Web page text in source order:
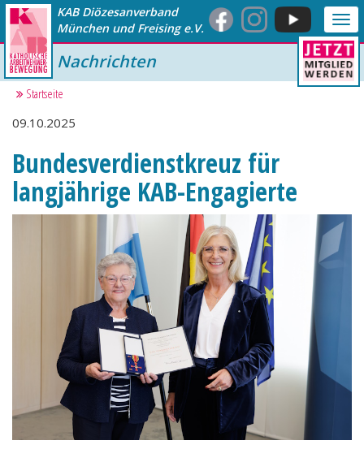
KAB Diözesanverband
München und Freising e.V.
Nachrichten
Startseite
09.10.2025
Bundesverdienstkreuz für
langjährige KAB-Engagierte